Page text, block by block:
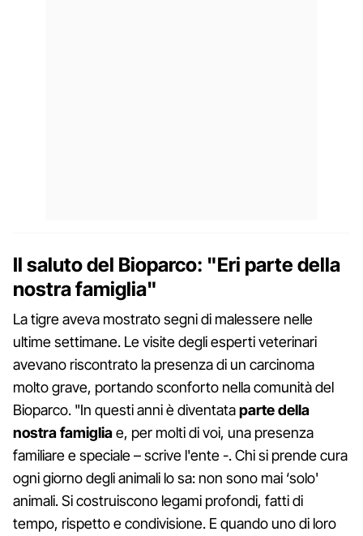
Il saluto del Bioparco: "Eri parte della
nostra famiglia"
La tigre aveva mostrato segni di malessere nelle
ultime settimane. Le visite degli esperti veterinari
avevano riscontrato la presenza di un carcinoma
molto grave, portando sconforto nella comunità del
Bioparco. "In questi anni è diventataparte della
nostra famigliae, per molti di voi, una presenza
familiare e speciale – scrive l'ente -. Chi si prende cura
ogni giorno degli animali lo sa: non sono mai ‘solo'
animali. Si costruiscono legami profondi, fatti di
tempo, rispetto e condivisione. E quando uno di loro